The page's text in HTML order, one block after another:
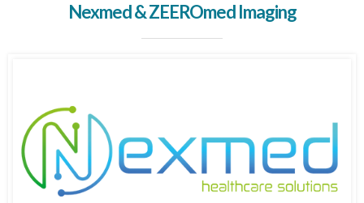
Nexmed & ZEEROmed Imaging